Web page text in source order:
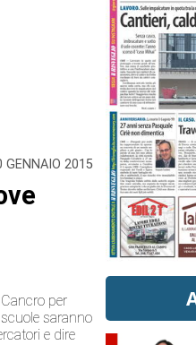
GENNAIO 2015
per
saranno
e dire